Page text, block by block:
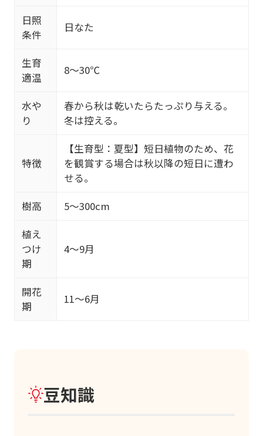
日照
条件
日なた
生育
適温
8～30℃
水や
り
春から秋は乾いたらたっぷり与える。
冬は控える。
特徴
【生育型：夏型】短日植物のため、花
を観賞する場合は秋以降の短日に遭わ
せる。
樹高
5～300cm
植え
つけ
期
4～9月
開花
期
11～6月
豆知識